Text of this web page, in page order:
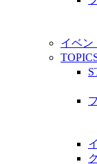
イベン